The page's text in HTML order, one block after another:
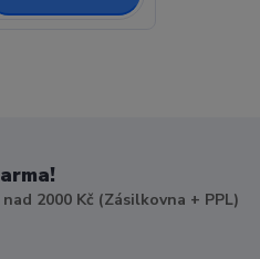
2000 Kč (Zásilkovna + PPL)